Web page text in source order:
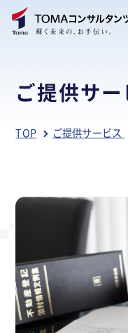
ご提供サー
TOP ご提供サービス